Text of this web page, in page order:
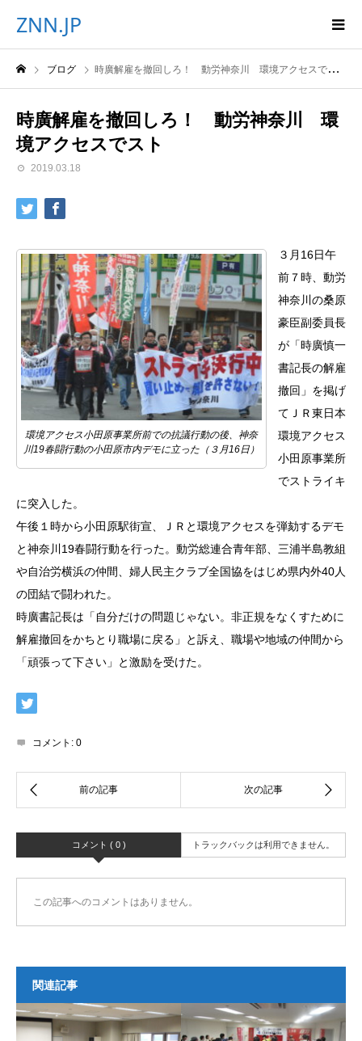
ZNN.JP
ブログ 時廣解雇を撤回しろ！ 動労神奈川 環境アクセスでスト
時廣解雇を撤回しろ！ 動労神奈川 環
境アクセスでスト
2019.03.18
環境アクセス小田原事業所前での抗議行動の後、神奈
川19春闘行動の小田原市内デモに立った（３月16日）
３月16日午
前７時、動労
神奈川の桑原
豪臣副委員長
が「時廣慎一
書記長の解雇
撤回」を掲げ
てＪＲ東日本
環境アクセス
小田原事業所
でストライキ
に突入した。
午後１時から小田原駅街宣、ＪＲと環境アクセスを弾劾するデモ
と神奈川19春闘行動を行った。動労総連合青年部、三浦半島教組
や自治労横浜の仲間、婦人民主クラブ全国協をはじめ県内外40人
の団結で闘われた。
時廣書記長は「自分だけの問題じゃない。非正規をなくすために
解雇撤回をかちとり職場に戻る」と訴え、職場や地域の仲間から
「頑張って下さい」と激励を受けた。
コメント: 0
コメント ( 0 ) トラックバックは利用できません。
この記事へのコメントはありません。
関連記事